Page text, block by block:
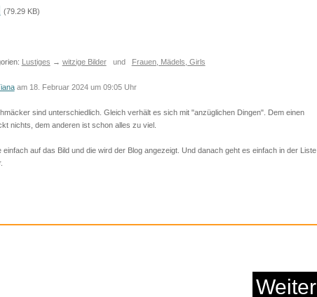
(79.29 KB)
Lustiges → witzige Bilderund Frauen, Mädels, Girls
am 18. Februar 2024 um 09:05 Uhr
sind unterschiedlich. Gleich verhält es sich mit "anzüglichen Dingen". Dem einen
nichts, dem anderen ist schon alles zu viel.
einfach auf das Bild und die wird der Blog angezeigt. Und danach geht es einfach in der Liste
Weiter